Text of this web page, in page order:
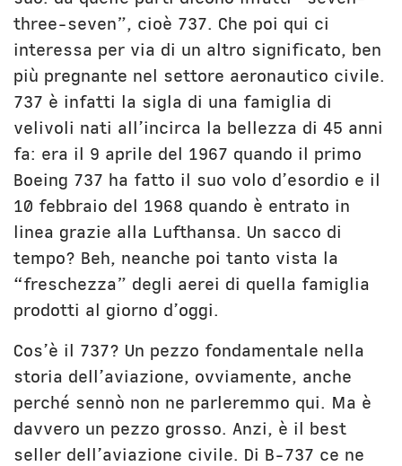
three-seven”, cioè 737. Che poi qui ci
interessa per via di un altro significato, ben
più pregnante nel settore aeronautico civile.
737 è infatti la sigla di una famiglia di
velivoli nati all’incirca la bellezza di 45 anni
fa: era il 9 aprile del 1967 quando il primo
Boeing 737 ha fatto il suo volo d’esordio e il
10 febbraio del 1968 quando è entrato in
linea grazie alla Lufthansa. Un sacco di
tempo? Beh, neanche poi tanto vista la
“freschezza” degli aerei di quella famiglia
prodotti al giorno d’oggi.
Cos’è il 737? Un pezzo fondamentale nella
storia dell’aviazione, ovviamente, anche
perché sennò non ne parleremmo qui. Ma è
davvero un pezzo grosso. Anzi, è il best
seller dell’aviazione civile. Di B-737 ce ne